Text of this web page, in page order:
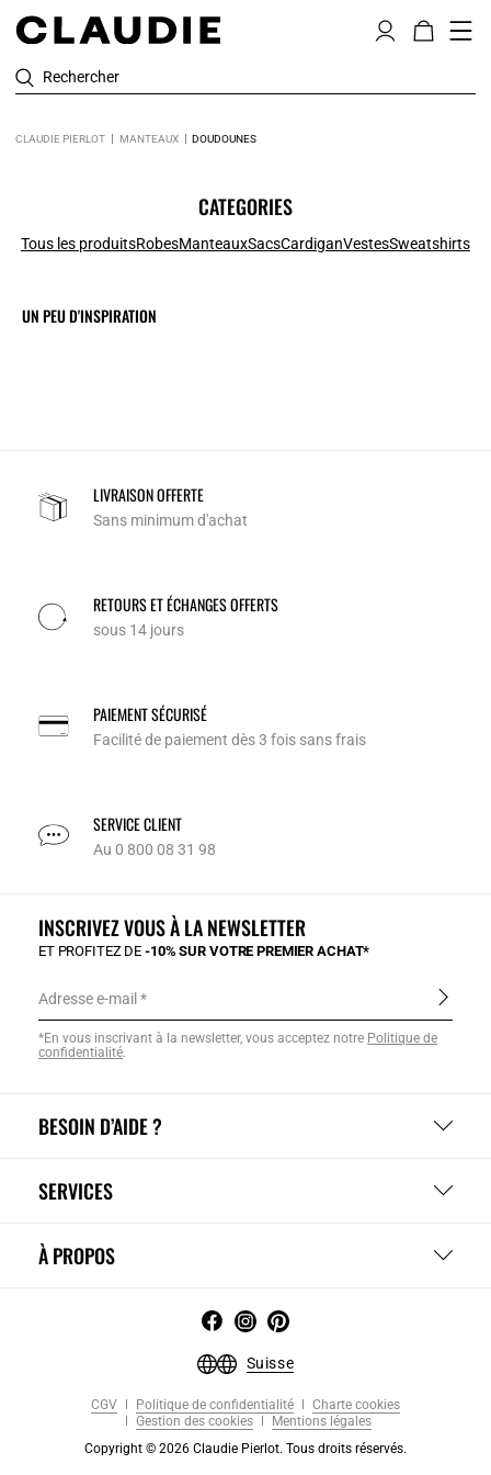
Rechercher
CLAUDIE PIERLOT MANTEAUX DOUDOUNES
CATEGORIES
Tous les produitsRobesManteauxSacsCardiganVestesSweatshirts
UN PEU D'INSPIRATION
LIVRAISON OFFERTE
Sans minimum d'achat
RETOURS ET ÉCHANGES OFFERTS
sous 14 jours
PAIEMENT SÉCURISÉ
Facilité de paiement dès 3 fois sans frais
SERVICE CLIENT
Au 0 800 08 31 98
BESOIN D’AIDE ?
SERVICES
À PROPOS
INSCRIVEZ VOUS À LA NEWSLETTER
ET PROFITEZ DE-10% SUR VOTRE PREMIER ACHAT*
Adresse e-mail
*En vous inscrivant à la newsletter, vous acceptez notre Politique de
confidentialité.
Suisse
CGV Politique de confidentialité
Charte cookies
Gestion des cookies
Mentions légales
Copyright © 2026 Claudie Pierlot. Tous droits réservés.